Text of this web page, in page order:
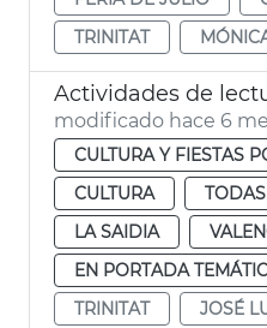
TRINITAT
modificado hace 6
CULTURA Y FIESTAS
CULTURA
LA SAIDIA
EN PORTADA
TRINITAT
JOSÉ